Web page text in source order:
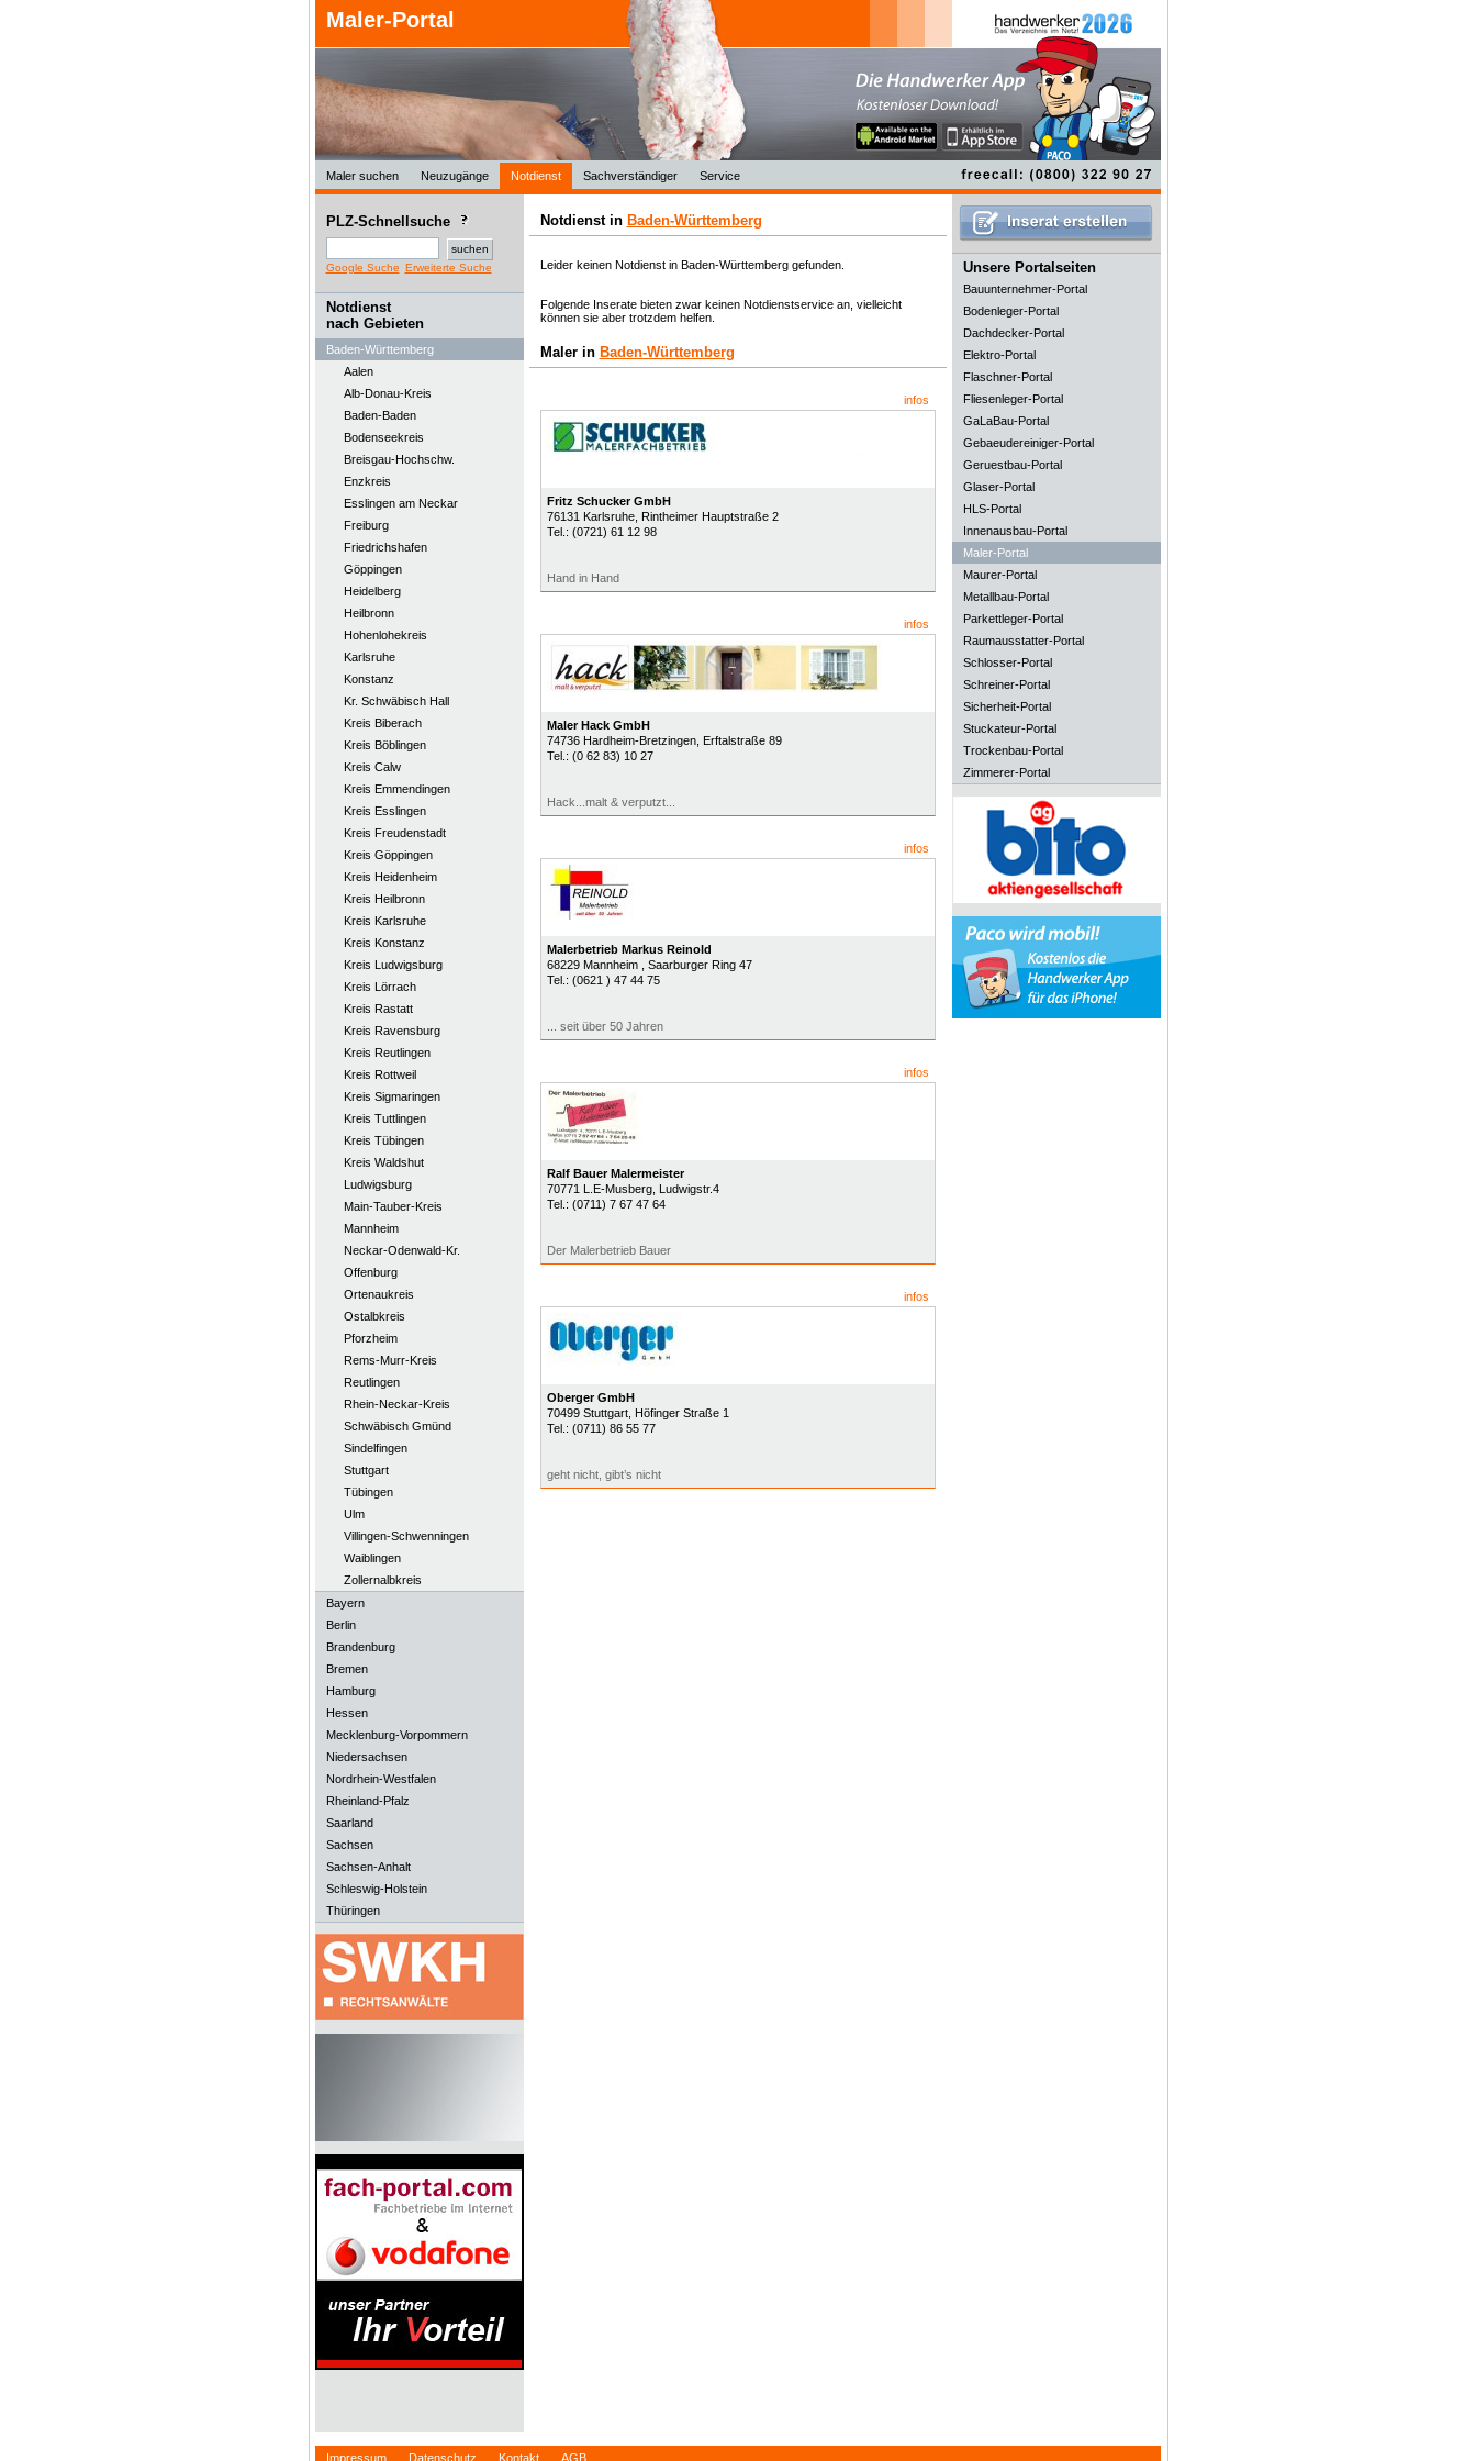
Maler-Portal
Maler suchen Neuzugänge Notdienst Sachverständiger Service
PLZ-Schnellsuche
Google Suche Erweiterte Suche
Notdienst
nach Gebieten
Baden-Württemberg
Aalen
Alb-Donau-Kreis
Baden-Baden
Bodenseekreis
Breisgau-Hochschw.
Enzkreis
Esslingen am Neckar
Freiburg
Friedrichshafen
Göppingen
Heidelberg
Heilbronn
Hohenlohekreis
Karlsruhe
Konstanz
Kr. Schwäbisch Hall
Kreis Biberach
Kreis Böblingen
Kreis Calw
Kreis Emmendingen
Kreis Esslingen
Kreis Freudenstadt
Kreis Göppingen
Kreis Heidenheim
Kreis Heilbronn
Kreis Karlsruhe
Kreis Konstanz
Kreis Ludwigsburg
Kreis Lörrach
Kreis Rastatt
Kreis Ravensburg
Kreis Reutlingen
Kreis Rottweil
Kreis Sigmaringen
Kreis Tuttlingen
Kreis Tübingen
Kreis Waldshut
Ludwigsburg
Main-Tauber-Kreis
Mannheim
Neckar-Odenwald-Kr.
Offenburg
Ortenaukreis
Ostalbkreis
Pforzheim
Rems-Murr-Kreis
Reutlingen
Rhein-Neckar-Kreis
Schwäbisch Gmünd
Sindelfingen
Stuttgart
Tübingen
Ulm
Villingen-Schwenningen
Waiblingen
Zollernalbkreis
Bayern
Berlin
Brandenburg
Bremen
Hamburg
Hessen
Mecklenburg-Vorpommern
Niedersachsen
Nordrhein-Westfalen
Rheinland-Pfalz
Saarland
Sachsen
Sachsen-Anhalt
Schleswig-Holstein
Thüringen
Notdienst in Baden-Württemberg
Leider keinen Notdienst in Baden-Württemberg gefunden.
Folgende Inserate bieten zwar keinen Notdienstservice an, vielleicht
können sie aber trotzdem helfen.
Maler in Baden-Württemberg
infos
Fritz Schucker GmbH
76131 Karlsruhe, Rintheimer Hauptstraße 2
Tel.: (0721) 61 12 98
Hand in Hand
infos
Maler Hack GmbH
74736 Hardheim-Bretzingen, Erftalstraße 89
Tel.: (0 62 83) 10 27
Hack...malt & verputzt...
infos
Malerbetrieb Markus Reinold
68229 Mannheim
, Saarburger Ring 47
Tel.: (0621 ) 47 44 75
... seit über 50 Jahren
infos
Ralf Bauer Malermeister
70771 L.E-Musberg, Ludwigstr.4
Tel.: (0711) 7 67 47 64
Der Malerbetrieb Bauer
infos
Oberger GmbH
70499 Stuttgart, Höfinger Straße 1
Tel.: (0711) 86 55 77
geht nicht, gibt’s nicht
Unsere Portalseiten
Bauunternehmer-Portal
Bodenleger-Portal
Dachdecker-Portal
Elektro-Portal
Flaschner-Portal
Fliesenleger-Portal
GaLaBau-Portal
Gebaeudereiniger-Portal
Geruestbau-Portal
Glaser-Portal
HLS-Portal
Innenausbau-Portal
Maler-Portal
Maurer-Portal
Metallbau-Portal
Parkettleger-Portal
Raumausstatter-Portal
Schlosser-Portal
Schreiner-Portal
Sicherheit-Portal
Stuckateur-Portal
Trockenbau-Portal
Zimmerer-Portal
Impressum Datenschutz Kontakt AGB